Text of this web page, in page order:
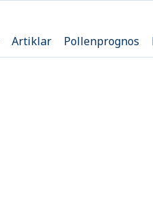
Artiklar Pollenprognos